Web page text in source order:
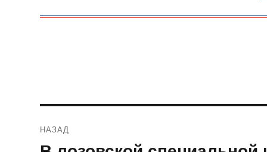
по
НАЗАД
Предыдущая